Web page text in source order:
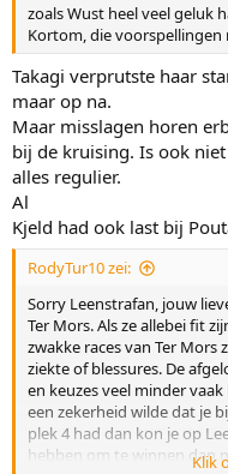
zoals Wust heel veel geluk
Kortom, die
Takagi verprutste haar
maar op na.
Maar misslagen horen
bij de kruising. Is ook
alles regulier.
Al
Kjeld had ook last bij
RodyTur10 zei:
Sorry Leenstrafan, jouw
Ter Mors. Als ze allebei fit
zwakke races van Ter
ziekte of blessures. De
en keuzes veel minder
een zekerheid wilde dat je
plek 4 had dan kon je op
hebben om te winnen dan
Klik